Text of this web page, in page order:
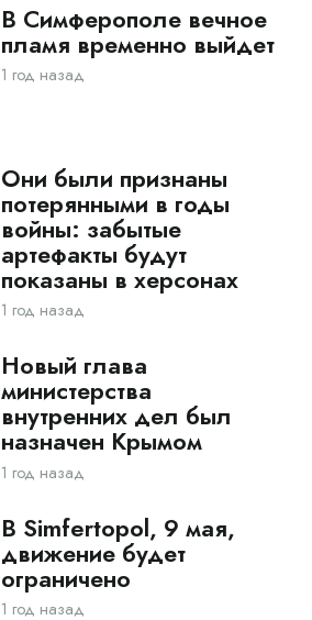
В Симферополе вечное
пламя временно выйдет
1 год назад
Они были признаны
потерянными в годы
войны: забытые
артефакты будут
показаны в херсонах
1 год назад
Новый глава
министерства
внутренних дел был
назначен Крымом
1 год назад
В Simfertopol, 9 мая,
движение будет
ограничено
1 год назад